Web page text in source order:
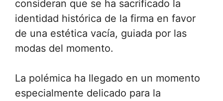
consideran que se ha sacrificado la
identidad histórica de la firma en favor
de una estética vacía, guiada por las
modas del momento.
La polémica ha llegado en un momento
especialmente delicado para la